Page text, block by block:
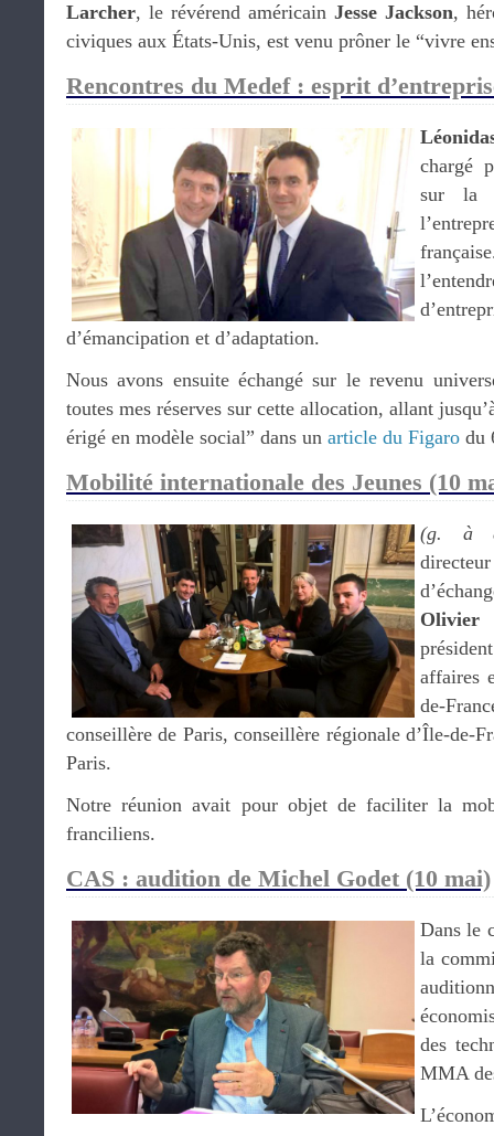
Larcher, le révérend américain Jesse Jackson,
civiques aux États-Unis, est venu prôner le “vivre
Rencontres du Medef : esprit
chargé
sur la
d’émancipation et d’adaptation.
Nous avons ensuite échangé sur le revenu
toutes mes réserves sur cette allocation, allant
érigé en modèle social” dans un article du Figaro du
Mobilité internationale des Jeunes (10
(g. à
Olivier
affaires
de-
conseillère de Paris, conseillère régionale d’Île-de-
Paris.
Notre réunion avait pour objet de faciliter la
franciliens.
CAS : audition de Michel Godet (10 mai)
Dans le
la
des
MMA